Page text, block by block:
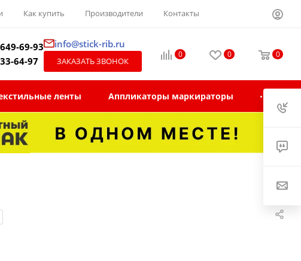
Как купить Производители Контакты
69-93
64-97
info@stick-rib.ru
ЗАКАЗАТЬ ЗВОНОК
0 0 0
ленты Аппликаторы маркираторы